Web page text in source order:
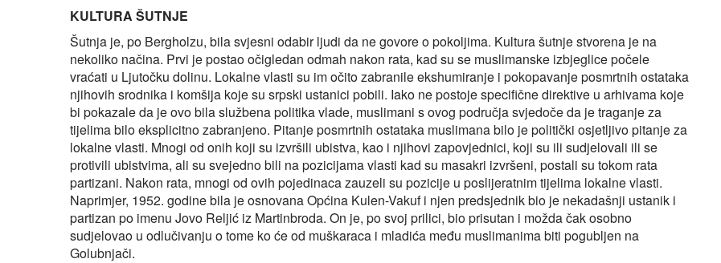
KULTURA ŠUTNJE
Šutnja je, po Bergholzu, bila svjesni odabir ljudi da ne govore o pokoljima. Kultura šutnje stvorena je na
nekoliko načina. Prvi je postao očigledan odmah nakon rata, kad su se muslimanske izbjeglice počele
vraćati u Ljutočku dolinu. Lokalne vlasti su im očito zabranile ekshumiranje i pokopavanje posmrtnih ostataka
njihovih srodnika i komšija koje su srpski ustanici pobili. Iako ne postoje specifične direktive u arhivama koje
bi pokazale da je ovo bila službena politika vlade, muslimani s ovog područja svjedoče da je traganje za
tijelima bilo eksplicitno zabranjeno. Pitanje posmrtnih ostataka muslimana bilo je politički osjetljivo pitanje za
lokalne vlasti. Mnogi od onih koji su izvršili ubistva, kao i njihovi zapovjednici, koji su ili sudjelovali ili se
protivili ubistvima, ali su svejedno bili na pozicijama vlasti kad su masakri izvršeni, postali su tokom rata
partizani. Nakon rata, mnogi od ovih pojedinaca zauzeli su pozicije u poslijeratnim tijelima lokalne vlasti.
Naprimjer, 1952. godine bila je osnovana Općina Kulen-Vakuf i njen predsjednik bio je nekadašnji ustanik i
partizan po imenu Jovo Reljić iz Martinbroda. On je, po svoj prilici, bio prisutan i možda čak osobno
sudjelovao u odlučivanju o tome ko će od muškaraca i mladića među muslimanima biti pogubljen na
Golubnjači.